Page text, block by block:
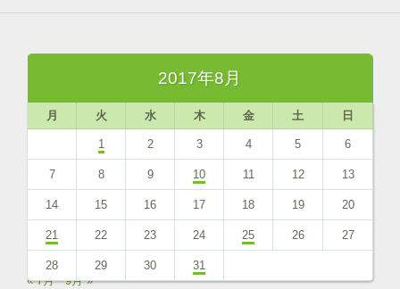
2017年8月
月 火 水 木 金 土 日
1 2 3 4 5 6
7 8 9 10 11 12 13
14 15 16 17 18 19 20
21 22 23 24 25 26 27
28 29 30
31
« 7月
9月 »